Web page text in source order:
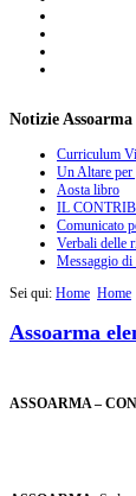
Notizie Assoarma
Curriculum
Un Altare
Aosta libro
IL
Comunicato
Verbali delle
Messaggio di
Sei qui: Home Home
Assoarma
ASSOARMA –